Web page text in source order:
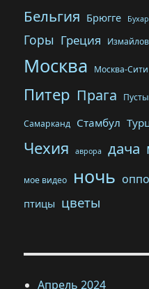
Бельгия Брюгге
Горы Греция
Москва Москва-Сити
Питер Прага
Самарканд Стамбул
Чехия аврора дача
мое видео ночь
птицы цветы
Апрель 2024